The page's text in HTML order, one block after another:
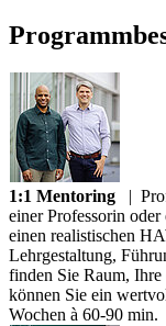
1:1 Mentoring |
einer Professorin
einen realistischen
Lehrgestaltung,
finden Sie Raum, Ihre
können Sie ein
Wochen à 60-90 min.